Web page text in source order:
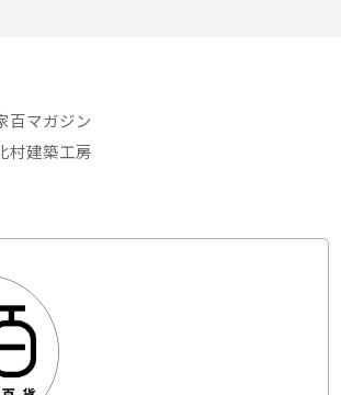
百マガジン
村建築工房